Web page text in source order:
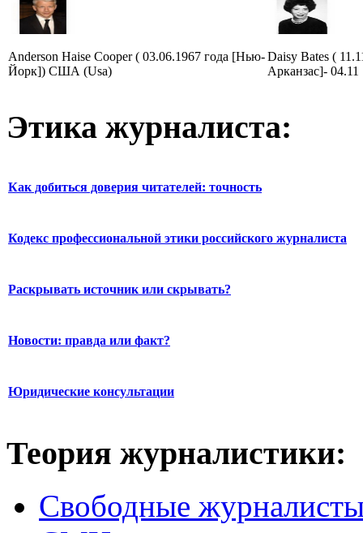
Anderson Haise Cooper ( 03.06.1967 года [Нью-
Йорк]) США (Usa)
Daisy Bates (
Арканзас]- 04.11
Этика журналиста:
Как добиться доверия читателей: точность
Кодекс профессиональной этики российского журналиста
Раскрывать источник или скрывать?
Новости: правда или факт?
Юридические консультации
Теория журналистики:
Свободные